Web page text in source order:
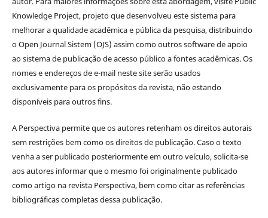
Knowledge Project, projeto que desenvolveu este sistema para
melhorar a qualidade acadêmica e pública da pesquisa, distribuindo
o Open Journal Sistem (OJS) assim como outros software de apoio
ao sistema de publicação de acesso público a fontes acadêmicas. Os
nomes e endereços de e-mail neste site serão usados
exclusivamente para os propósitos da revista, não estando
disponíveis para outros fins.
A Perspectiva permite que os autores retenham os direitos autorais
sem restrições bem como os direitos de publicação. Caso o texto
venha a ser publicado posteriormente em outro veículo, solicita-se
aos autores informar que o mesmo foi originalmente publicado
como artigo na revista Perspectiva, bem como citar as referências
bibliográficas completas dessa publicação.